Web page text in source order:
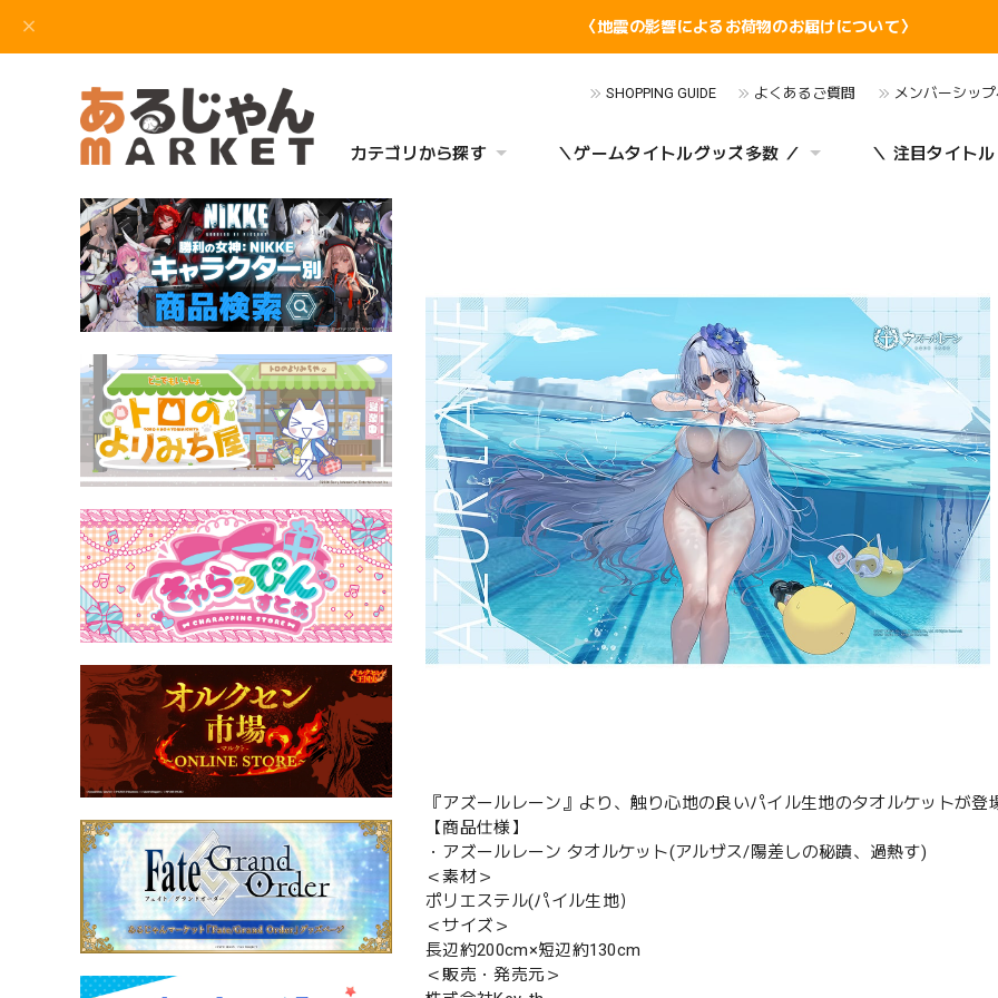
〈地震の影響によるお荷物のお届けについて〉
SHOPPING GUIDE よくあるご質問 メンバーシッ
カテゴリから探す ＼ゲームタイトルグッズ多数 ／ ＼ 注目タイト
『アズールレーン』より、触り心地の良いパイル生地のタオルケットが登
【商品仕様】
・アズールレーン タオルケット(アルザス/陽差しの秘蹟、過熱す)
＜素材＞
ポリエステル(パイル生地）
＜サイズ＞
長辺約200cm×短辺約130cm
＜販売・発売元＞